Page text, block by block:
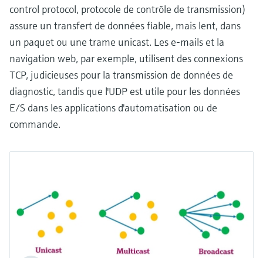
control protocol, protocole de contrôle de transmission)
assure un transfert de données fiable, mais lent, dans
un paquet ou une trame unicast. Les e-mails et la
navigation web, par exemple, utilisent des connexions
TCP, judicieuses pour la transmission de données de
diagnostic, tandis que l'UDP est utile pour les données
E/S dans les applications d'automatisation ou de
commande.